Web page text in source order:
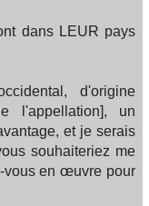
dans LEUR pays
d'origine
l'appellation], un
et je serais
souhaiteriez me
vous en œuvre pour